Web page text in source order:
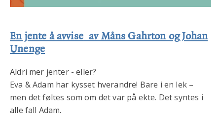
En jente å avviseav Måns Gahrton og Johan
Unenge
Aldri mer jenter - eller?
Eva & Adam har kysset hverandre! Bare i en lek –
men det føltes som om det var på ekte. Det syntes i
alle fall Adam.